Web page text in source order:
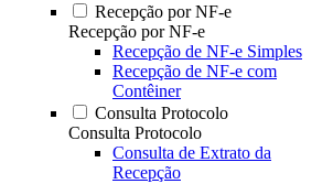
Recepção por NF-e
Recepção por NF-e
Recepção de NF-e Simples
Recepção de NF-e com
Contêiner
Consulta Protocolo
Consulta Protocolo
Consulta de Extrato da
Recepção